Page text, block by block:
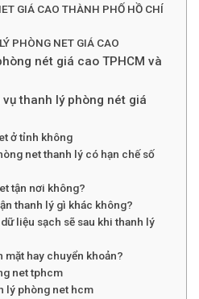
GIÁ CAO THÀNH PHỐ HỒ CHÍ
PHÒNG NET GIÁ CAO
nét giá cao TPHCM và
thanh lý phòng nét giá
ở tỉnh không
net thanh lý có hạn chế số
tận nơi không?
thanh lý gì khác không?
liệu sạch sẽ sau khi thanh lý
mặt hay chuyển khoản?
net tphcm
lý phòng net hcm